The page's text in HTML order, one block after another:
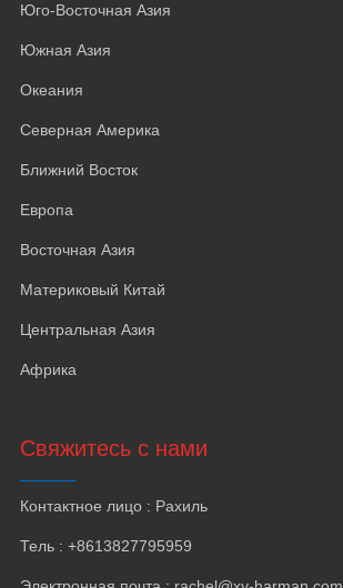
Юго-Восточная Азия
Южная Азия
Океания
Северная Америка
Ближний Восток
Европа
Восточная Азия
Материковый Китай
Центральная Азия
Африка
Свяжитесь с нами
Контактное лицо : Рахиль
Тель : +8613827795959